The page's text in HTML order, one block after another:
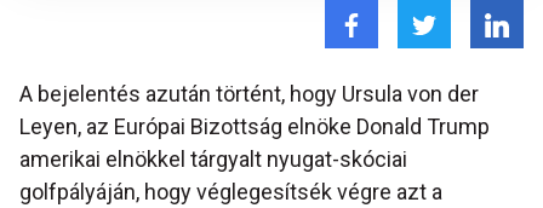
A bejelentés azután történt, hogy Ursula von der
Leyen, az Európai Bizottság elnöke Donald Trump
amerikai elnökkel tárgyalt nyugat-skóciai
golfpályáján, hogy véglegesítsék végre azt a